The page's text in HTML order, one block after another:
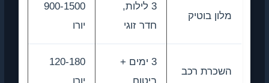
מלון בוטיק
3 לילות,
חדר זוגי
900-1500
יורו
השכרת רכב
3 ימים +
120-180